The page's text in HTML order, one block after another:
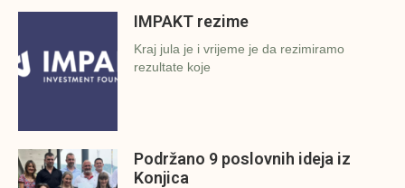
IMPAKT rezime
Kraj jula je i vrijeme je da rezimiramo
rezultate koje
Podržano 9 poslovnih ideja iz
Konjica